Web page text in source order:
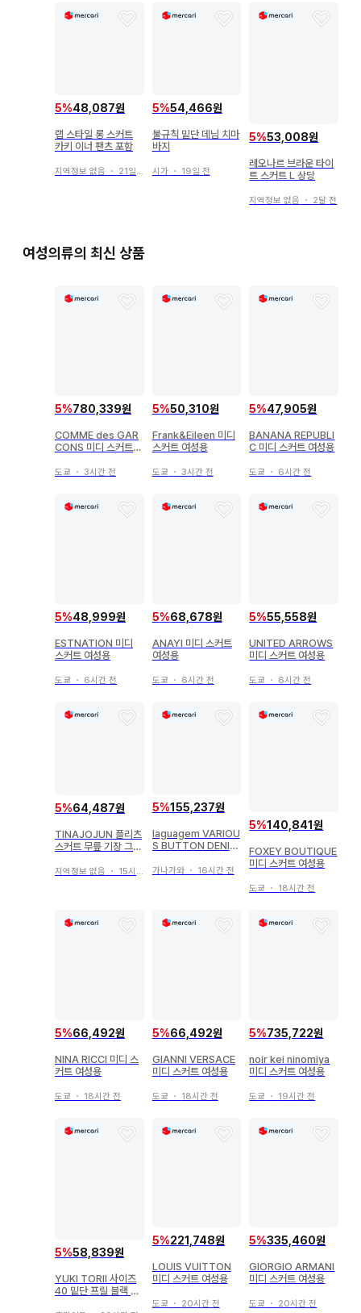
5%48,087원
랩 스타일 롱 스커트
카키 이너 팬츠 포함
지역정보 없음 ・ 21일 전
5%54,466원
불규칙 밑단 데님 치마
바지
시가・ 19일 전
5%53,008원
레오나르 브라운 타이
트 스커트 L 상당
지역정보 없음 ・ 2달 전
여성의류의 최신 상품
5%780,339원
COMME des GAR
CONS 미디 스커트
도쿄 ・ 3시간 전
5%50,310원
Frank&Eileen 미디
스커트 여성용
도쿄 ・ 3시간 전
5%47,905원
BANANA REPUBLI
C 미디 스커트 여성용
도쿄 ・ 6시간 전
5%48,999원
ESTNATION 미디
스커트 여성용
도쿄 ・ 6시간 전
5%68,678원
ANAYI 미디 스커트
여성용
도쿄 ・ 6시간 전
5%55,558원
UNITED ARROWS
미디 스커트 여성용
도쿄 ・ 6시간 전
5%64,487원
TINAJOJUN 플리츠
스커트 무릎 기장 그레
지역정보 없음 ・ 15시간 전
5%155,237원
laguagem VARIOU
S BUTTON DENIM
가나가와・ 16시간 전
5%140,841원
FOXEY BOUTIQUE
미디 스커트 여성용
도쿄 ・ 18시간 전
5%66,492원
NINA RICCI 미디 스
커트 여성용
도쿄 ・ 18시간 전
5%66,492원
GIANNI VERSACE
미디 스커트 여성용
도쿄 ・ 18시간 전
5%735,722원
noir kei ninomiya
미디 스커트 여성용
도쿄 ・ 19시간 전
5%58,839원
YUKI TORII 사이즈
40 밑단 프릴 블랙 미
5%221,748원
LOUIS VUITTON
미디 스커트 여성용
도쿄 ・ 20시간 전
5%335,460원
GIORGIO ARMANI
미디 스커트 여성용
도쿄 ・ 20시간 전